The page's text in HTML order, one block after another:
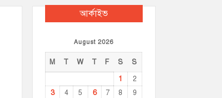
আর্কাইভ
August 2026
M T W T F S S
1 2
3 4 5 6 7 8
9